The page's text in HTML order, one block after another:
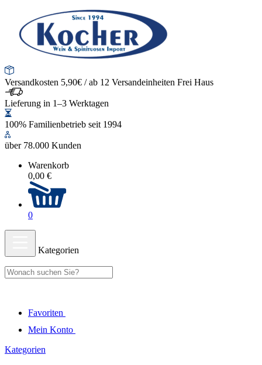
Versandkosten 5,90€ / ab 12 Versandeinheiten Frei Haus
Lieferung in 1–3 Werktagen
100% Familienbetrieb seit 1994
über 78.000 Kunden
Warenkorb
0,00 €
0
Kategorien
Favoriten
Mein Konto
Kategorien